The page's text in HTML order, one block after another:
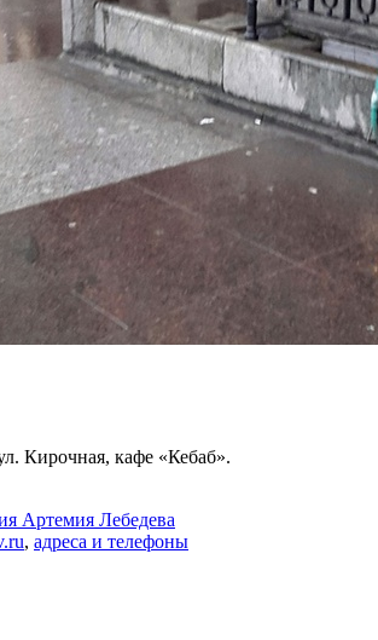
Кирочная, кафе «Кебаб».
Артемия Лебедева
, адреса и телефоны